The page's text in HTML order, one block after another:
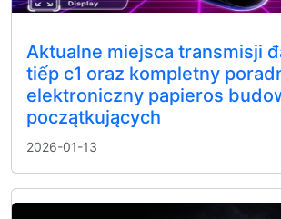
Aktualne miejsca transmisji
tiếp c1 oraz kompletny
elektroniczny papieros
początkujących
2026-01-13